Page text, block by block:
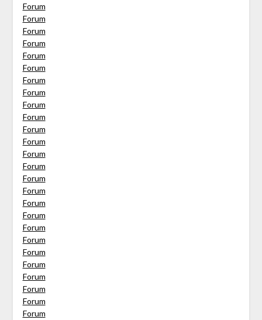
Forum
Forum
Forum
Forum
Forum
Forum
Forum
Forum
Forum
Forum
Forum
Forum
Forum
Forum
Forum
Forum
Forum
Forum
Forum
Forum
Forum
Forum
Forum
Forum
Forum
Forum